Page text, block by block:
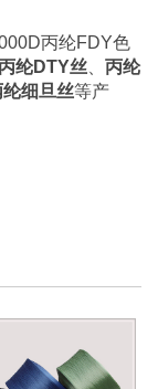
丙纶FDY色
纶DTY丝
丙纶
纶细旦丝等产